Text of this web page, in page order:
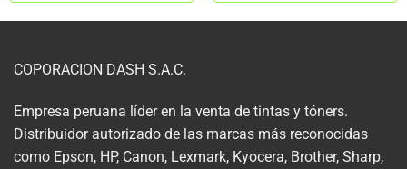
COPORACION DASH S.A.C.
Empresa peruana líder en la venta de tintas y tóners.
Distribuidor autorizado de las marcas más reconocidas
como Epson, HP, Canon, Lexmark, Kyocera, Brother, Sharp,